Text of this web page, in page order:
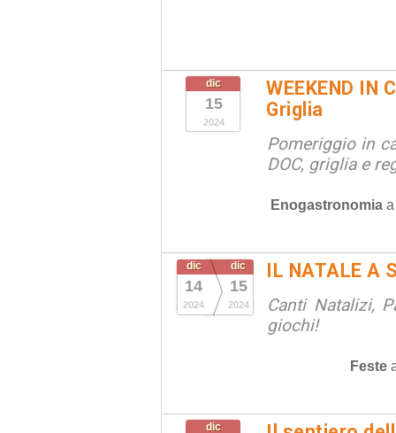
dic
15
2024
WEEKEND IN
Griglia
Pomeriggio in
DOC, griglia e
Enogastronomia
dic
14
2024
dic
15
2024
IL NATALE A
Canti Natalizi,
giochi!
Feste
dic